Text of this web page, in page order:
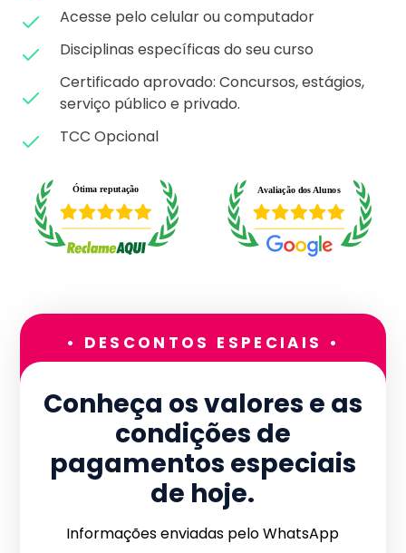
Acesse pelo celular ou computador
Disciplinas específicas do seu curso
Certificado aprovado: Concursos, estágios,
serviço público e privado.
TCC Opcional
• DESCONTOS ESPECIAIS •
Conheça os valores e as
condições de
pagamentos especiais
de hoje.
Informações enviadas pelo WhatsApp